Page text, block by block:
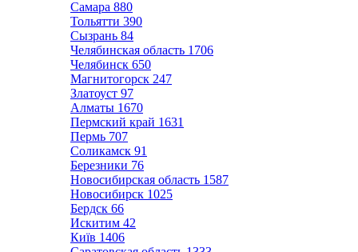
Самара 880
Тольятти 390
Сызрань 84
Челябинская область 1706
Челябинск 650
Магнитогорск 247
Златоуст 97
Алматы 1670
Пермский край 1631
Пермь 707
Соликамск 91
Березники 76
Новосибирская область 1587
Новосибирск 1025
Бердск 66
Искитим 42
Київ 1406